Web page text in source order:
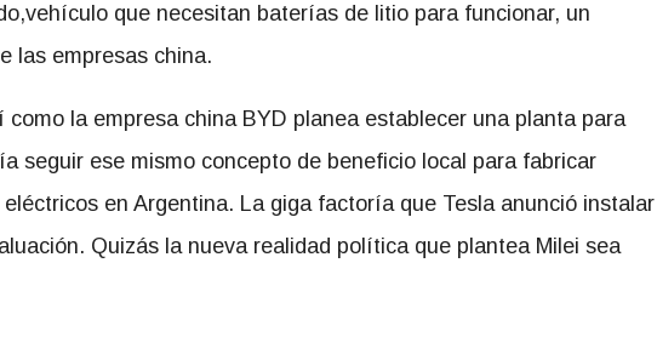
que necesitan baterías de litio para funcionar, un
las empresas china.
la empresa china BYD planea establecer una planta para
seguir ese mismo concepto de beneficio local para fabricar
en Argentina. La giga factoría que Tesla anunció instalar
Quizás la nueva realidad política que plantea Milei sea